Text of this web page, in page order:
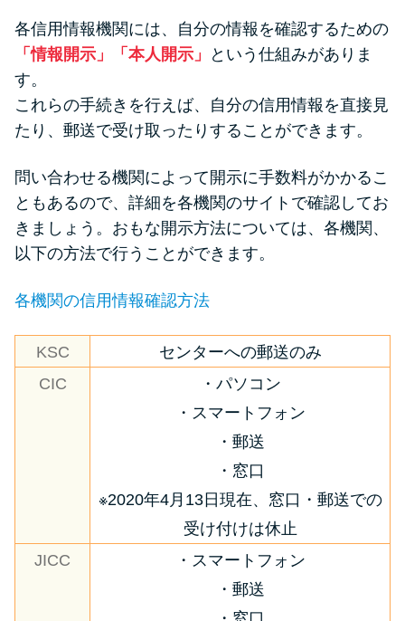
各信用情報機関には、自分の情報を確認するための
「情報開示」「本人開示」
という仕組みがありま
す。
これらの手続きを行えば、自分の信用情報を直接見
たり、郵送で受け取ったりすることができます。
問い合わせる機関によって開示に手数料がかかるこ
ともあるので、詳細を各機関のサイトで確認してお
きましょう。おもな開示方法については、各機関、
以下の方法で行うことができます。
各機関の信用情報確認方法
KSC
センターへの郵送のみ
CIC
・パソコン
・スマートフォン
・郵送
・窓口
※2020年4月13日現在、窓口・郵送での
受け付けは休止
JICC
・スマートフォン
・郵送